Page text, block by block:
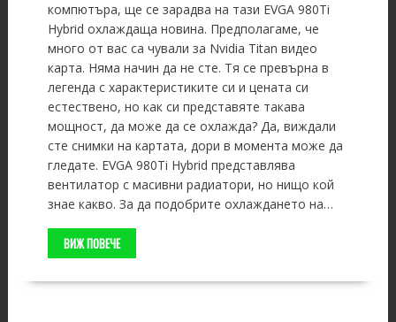
компютъра, ще се зарадва на тази EVGA 980Ti
Hybrid охлаждаща новина. Предполагаме, че
много от вас са чували за Nvidia Titan видео
карта. Няма начин да не сте. Тя се превърна в
легенда с характеристиките си и цената си
естествено, но как си представяте такава
мощност, да може да се охлажда? Да, виждали
сте снимки на картата, дори в момента може да
гледате. EVGA 980Ti Hybrid представлява
вентилатор с масивни радиатори, но нищо кой
знае какво. За да подобрите охлаждането на…
ВИЖ ПОВЕЧЕ